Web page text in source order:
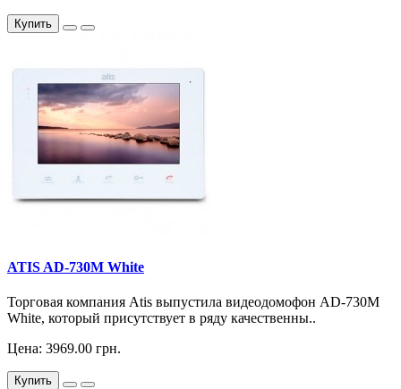
Купить
ATIS AD-730M White
Торговая компания Atis выпустила видеодомофон AD-730M
White, который присутствует в ряду качественны..
Цена: 3969.00 грн.
Купить